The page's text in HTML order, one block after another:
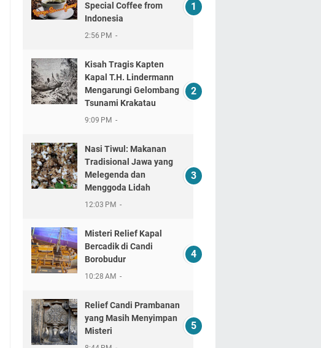
Special Coffee from
Indonesia
2:56 PM
Kisah Tragis Kapten
Kapal T.H. Lindermann
Mengarungi Gelombang
Tsunami Krakatau
9:09 PM
Nasi Tiwul: Makanan
Tradisional Jawa yang
Melegenda dan
Menggoda Lidah
12:03 PM
Misteri Relief Kapal
Bercadik di Candi
Borobudur
10:28 AM
Relief Candi Prambanan
yang Masih Menyimpan
Misteri